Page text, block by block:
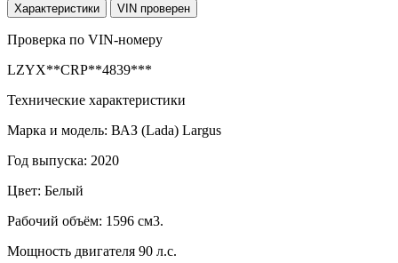
Характеристики VIN проверен
Проверка по VIN-номеру
LZYX**CRP**4839***
Технические характеристики
Марка и модель: ВАЗ (Lada) Largus
Год выпуска: 2020
Цвет: Белый
Рабочий объём: 1596 см3.
Мощность двигателя 90 л.с.